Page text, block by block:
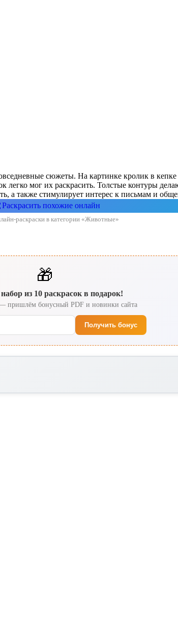
сюжеты. На картинке кролик в
мог их раскрасить. Толстые контуры
а также стимулирует интерес к письмам и
Раскрасить похожие онлайн
раскраски в категории «Животные»
🎁
из 10 раскрасок в подарок!
— пришлём бонусный PDF и новинки сайта
Получить бонус